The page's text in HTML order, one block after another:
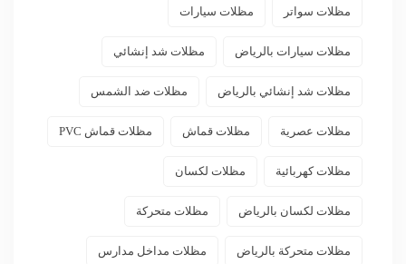
مظلات سواتر مظلات سيارات
مظلات سيارات بالرياض مظلات شد إنشائي
مظلات شد إنشائي بالرياض مظلات ضد الشمس
مظلات عصرية مظلات قماش مظلات قماش PVC
مظلات كهربائية مظلات لكسان
مظلات لكسان بالرياض مظلات متحركة
مظلات متحركة بالرياض مظلات مداخل مدارس